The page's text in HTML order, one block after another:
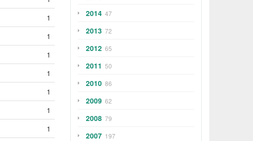
1
1
1
1
1
1
1
2014 47
2013 72
2012 65
2011 50
2010 86
2009 62
2008 79
2007 197